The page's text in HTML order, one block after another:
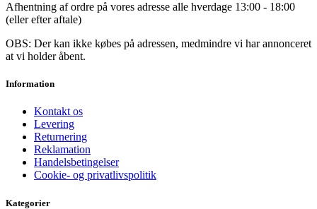
Afhentning af ordre på vores adresse alle hverdage 13:00 - 18:00
(eller efter aftale)
OBS: Der kan ikke købes på adressen, medmindre vi har annonceret
at vi holder åbent.
Information
Kontakt os
Levering
Returnering
Reklamation
Handelsbetingelser
Cookie- og privatlivspolitik
Kategorier